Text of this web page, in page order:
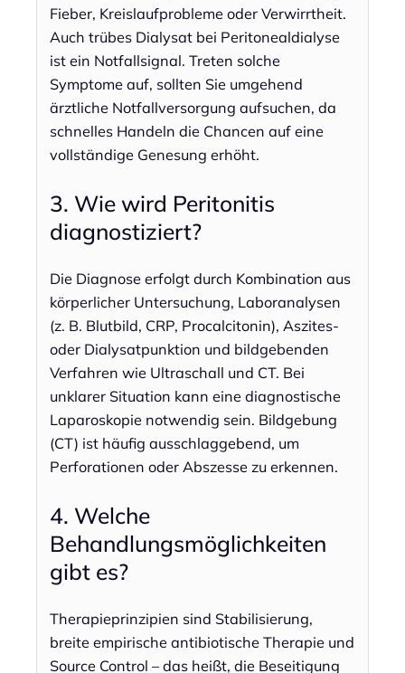
Fieber, Kreislaufprobleme oder Verwirrtheit.
Auch trübes Dialysat bei Peritonealdialyse
ist ein Notfallsignal. Treten solche
Symptome auf, sollten Sie umgehend
ärztliche Notfallversorgung aufsuchen, da
schnelles Handeln die Chancen auf eine
vollständige Genesung erhöht.
3. Wie wird Peritonitis
diagnostiziert?
Die Diagnose erfolgt durch Kombination aus
körperlicher Untersuchung, Laboranalysen
(z. B. Blutbild, CRP, Procalcitonin), Aszites-
oder Dialysatpunktion und bildgebenden
Verfahren wie Ultraschall und CT. Bei
unklarer Situation kann eine diagnostische
Laparoskopie notwendig sein. Bildgebung
(CT) ist häufig ausschlaggebend, um
Perforationen oder Abszesse zu erkennen.
4. Welche
Behandlungsmöglichkeiten
gibt es?
Therapieprinzipien sind Stabilisierung,
breite empirische antibiotische Therapie und
Source Control – das heißt, die Beseitigung